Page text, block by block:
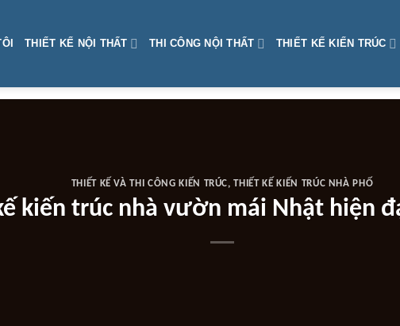
THIẾT KẾ NỘI THẤT THI CÔNG NỘI THẤT THIẾT KẾ KIẾN TRÚC
THIẾT KẾ VÀ THI CÔNG KIẾN TRÚC,THIẾT KẾ KIẾN TRÚC NHÀ PHỐ
kiến trúc nhà vườn mái Nhật hiện